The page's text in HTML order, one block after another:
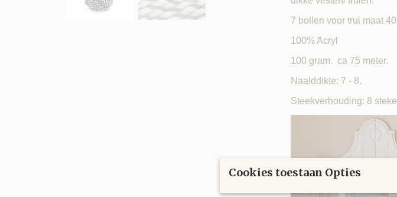
7 bollen voor trui maat 40
100% Acryl
100 gram. ca 75 meter.
Naalddikte: 7 - 8.
Steekverhouding: 8
Cookies toestaan Opties